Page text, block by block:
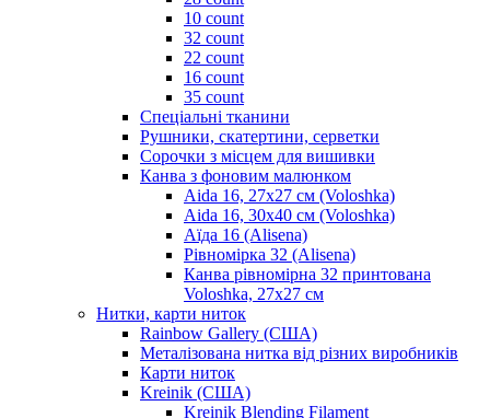
10 count
32 count
22 count
16 count
35 count
Спеціальні тканини
Рушники, скатертини, серветки
Сорочки з місцем для вишивки
Канва з фоновим малюнком
Aida 16, 27х27 см (Voloshka)
Aida 16, 30х40 см (Voloshka)
Аїда 16 (Alisena)
Рівномірка 32 (Alisena)
Канва рівномірна 32 принтована
Voloshka, 27х27 см
Нитки, карти ниток
Rainbow Gallery (США)
Металізована нитка від різних виробників
Карти ниток
Kreinik (США)
Kreinik Blending Filament